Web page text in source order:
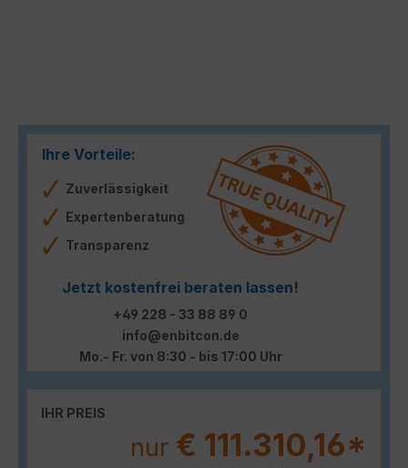
Ihre Vorteile:
Zuverlässigkeit
Expertenberatung
Transparenz
Jetzt kostenfrei beraten lassen!
+49 228 - 33 88 89 0
info@enbitcon.de
Mo.- Fr. von 8:30 - bis 17:00 Uhr
IHR PREIS
nur € 111.310,16*